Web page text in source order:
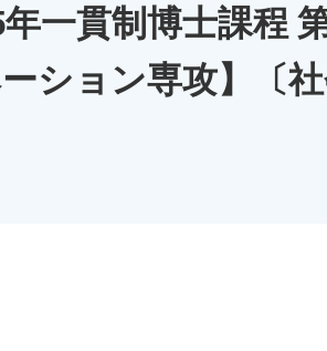
一貫制博士課程
ション専攻】〔